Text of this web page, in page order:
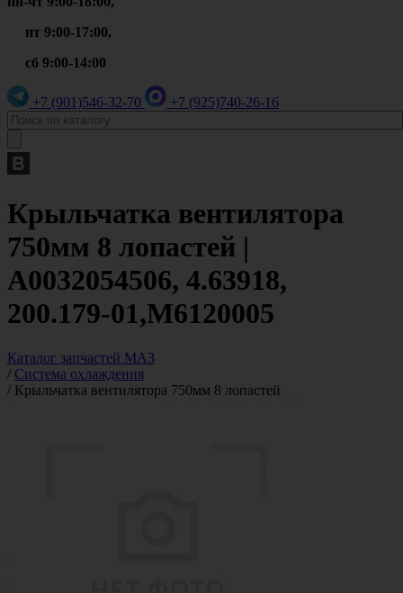
пт 9:00-17:00,
сб 9:00-14:00
+7 (901)546-32-70 +7 (925)740-26-16
Крыльчатка вентилятора
750мм 8 лопастей |
A0032054506, 4.63918,
200.179-01,М6120005
Каталог запчастей МАЗ
/ Система охлаждения
/ Крыльчатка вентилятора 750мм 8 лопастей